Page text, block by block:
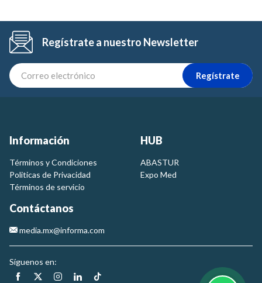
Regístrate a nuestro Newsletter
Regístrate
Información
Términos y Condiciones
Politicas de Privacidad
Términos de servicio
HUB
ABASTUR
Expo Med
Contáctanos
media.mx@informa.com
Síguenos en: